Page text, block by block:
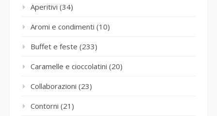
Aperitivi (34)
Aromi e condimenti (10)
Buffet e feste (233)
Caramelle e cioccolatini (20)
Collaborazioni (23)
Contorni (21)